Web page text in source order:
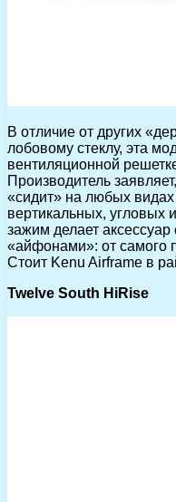
В отличие от других
лобовому стеклу, эта
вентиляционной
Производитель
«сидит» на любых
вертикальных, угловых
зажим делает
«айфонами»: от самого
Стоит Kenu Airframe в
Twelve South HiRise